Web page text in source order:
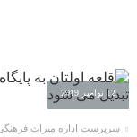
12 نوامبر 2019
سرپرست اداره میراث فرهنگی